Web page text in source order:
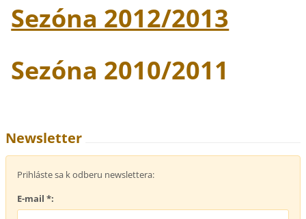
Sezóna 2012/2013
Sezóna 2010/2011
Newsletter
Prihláste sa k odberu newslettera:
E-mail *: